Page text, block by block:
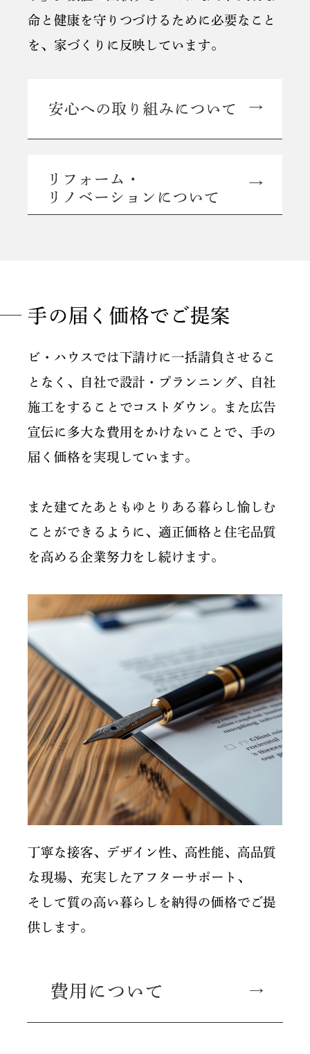
命と健康を守りつづけるために必要なこと
を、家づくりに反映しています。
手の届く価格でご提案
ビ・ハウスでは下請けに一括請負させるこ
となく、自社で設計・プランニング、自社
施工をすることでコストダウン。また広告
宣伝に多大な費用をかけないことで、手の
届く価格を実現しています。
また建てたあともゆとりある暮らし愉しむ
ことができるように、適正価格と住宅品質
を高める企業努力をし続けます。
丁寧な接客、デザイン性、高性能、高品質
な現場、充実したアフターサポート、
そして質の高い暮らしを納得の価格でご提
供します。